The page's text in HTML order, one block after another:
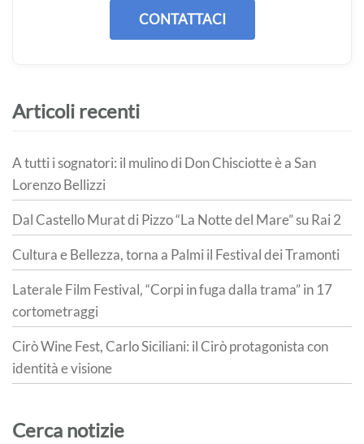
CONTATTACI
Articoli recenti
A tutti i sognatori: il mulino di Don Chisciotte è a San
Lorenzo Bellizzi
Dal Castello Murat di Pizzo “La Notte del Mare” su Rai 2
Cultura e Bellezza, torna a Palmi il Festival dei Tramonti
Laterale Film Festival, “Corpi in fuga dalla trama” in 17
cortometraggi
Cirò Wine Fest, Carlo Siciliani: il Cirò protagonista con
identità e visione
Cerca notizie